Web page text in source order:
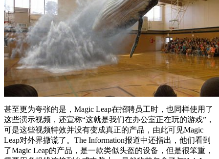
甚至更为夸张的是，Magic Leap在招聘员工时，也同样使用了
这些演示视频，还宣称“这就是我们在办公室正在玩的游戏”，
可是这些视频特效并没有变成真正的产品，由此可见Magic
Leap对外界撒谎了。The Information报道中还指出，他们看到
了Magic Leap的产品，是一款类似头盔的设备，但是很笨重，